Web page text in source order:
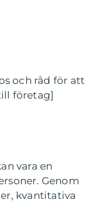
och råd för att
företag]
vara en
Genom
kvantitativa